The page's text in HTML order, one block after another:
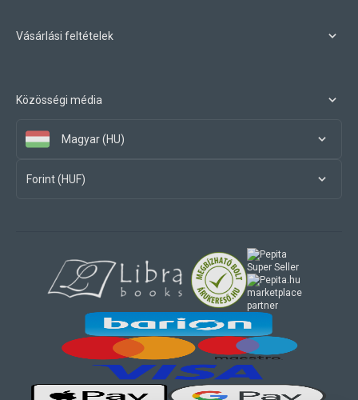
Vásárlási feltételek
Közösségi média
Magyar (HU)
Forint (HUF)
marketplace
partner